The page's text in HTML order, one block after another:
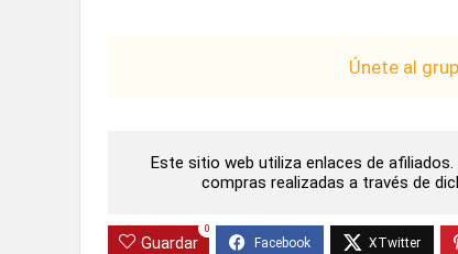
Únete al
Este sitio web utiliza enlaces de
compras realizadas a través de
Guardar
0